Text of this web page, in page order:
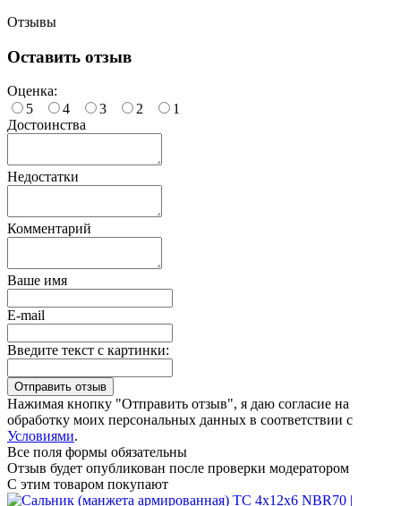
Отзывы
Оставить отзыв
Оценка:
5
4 3 2
1
Достоинства
Недостатки
Комментарий
Ваше имя
E-mail
Введите текст с картинки:
Нажимая кнопку "Отправить отзыв", я даю согласие на
обработку моих персональных данных в соответствии с
Условиями.
Все поля формы обязательны
Отзыв будет опубликован после проверки модератором
С этим товаром покупают